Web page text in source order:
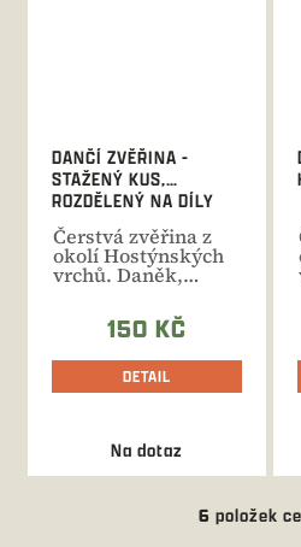
Na dotaz
DANČÍ ZVĚŘINA -
STAŽENÝ KUS,
ROZDĚLENÝ NA DÍLY
Čerstvá zvěřina z
okolí Hostýnských
vrchů. Daněk,
daněla, danče ve
váze 15-55...
150 KČ
DETAIL
O
6 položek